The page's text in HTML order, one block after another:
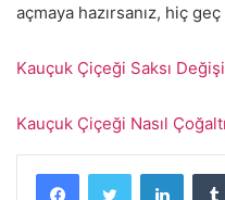
açmaya hazırsanız, hiç
Kauçuk Çiçeği Saksı
Kauçuk Çiçeği Nasıl